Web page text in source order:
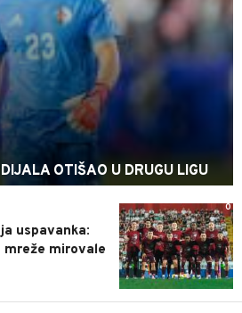
OTIŠAO U DRUGU LIGU
0
uspavanka:
mreže mirovale